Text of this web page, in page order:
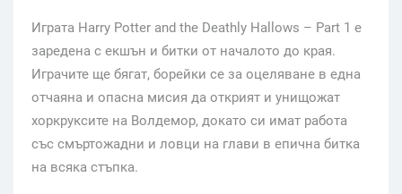
Играта Harry Potter and the Deathly Hallows – Part 1 е
заредена с екшън и битки от началото до края.
Играчите ще бягат, борейки се за оцеляване в една
отчаяна и опасна мисия да открият и унищожат
хоркруксите на Волдемор, докато си имат работа
със смъртожадни и ловци на глави в епична битка
на всяка стъпка.